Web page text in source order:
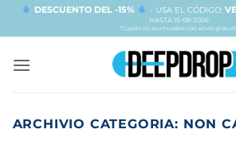
Salta DESCUENTO DEL -15% - USA EL CÓDIGO:
HASTA 15-08-2026
*Cupón no acumulable con envío
ARCHIVIO CATEGORIA: NON